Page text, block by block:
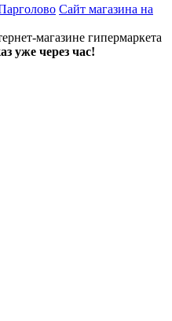
Сайт магазина на
магазине гипермаркета
уже через час!